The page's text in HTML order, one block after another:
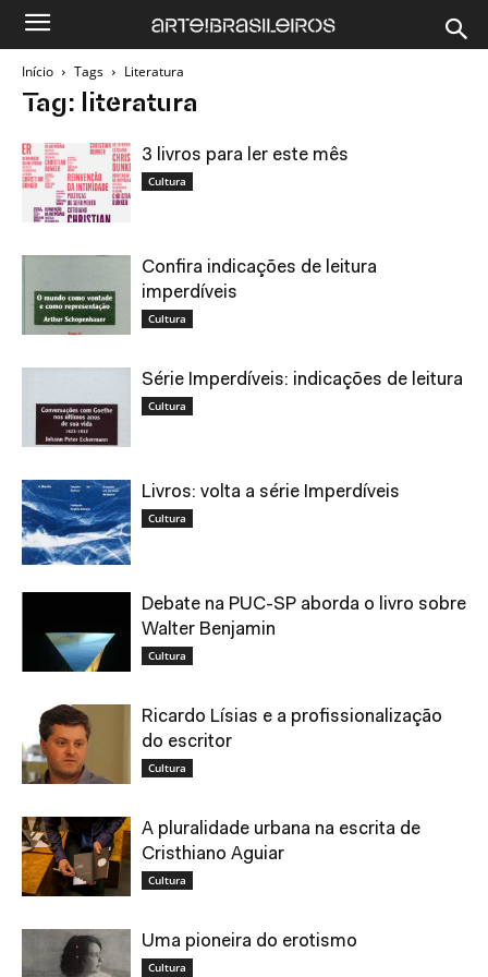
Início Tags Literatura
Tag: literatura
3 livros para ler este mês
Cultura
Confira indicações de leitura
imperdíveis
Cultura
Série Imperdíveis: indicações de leitura
Cultura
Livros: volta a série Imperdíveis
Cultura
Debate na PUC-SP aborda o livro sobre
Walter Benjamin
Cultura
Ricardo Lísias e a profissionalização
do escritor
Cultura
A pluralidade urbana na escrita de
Cristhiano Aguiar
Cultura
Uma pioneira do erotismo
Cultura